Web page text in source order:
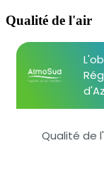
Qualité de l'air